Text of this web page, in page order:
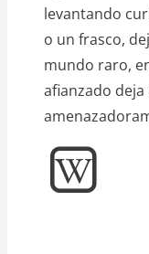
levantando
o un frasco,
mundo raro,
afianzado